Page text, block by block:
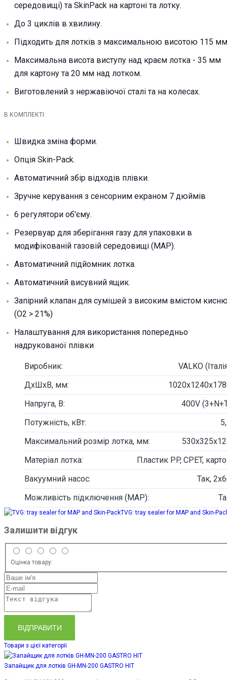
середовищі) та SkinPack на картоні та лотку.
До 3 циклів в хвилину.
Підходить для лотків з максимальною висотою 115
Максимальна висота виступу над краєм лотка - 35 мм
для картону та 20 мм над лотком.
Виготовлений з нержавіючої сталі та на колесах.
В КОМПЛЕКТІ:
Швидка зміна форми.
Опція Skin-Pack.
Автоматичний збір відходів плівки.
Зручне керування з сенсорним екраном 7 дюймів
6 регулятори об'єму.
Резервуар для зберігання газу для упаковки в
модифікованій газовій середовищі (MAP).
Автоматичний підйомник лотка.
Автоматичний висувний ящик.
Запірний клапан для сумішей з високим вмістом
(O2 > 21%)
Налаштування для використання попередньо
надрукованої плівки
Виробник:
VALKO
ДxШхВ, мм:
Напруга, В:
400V
Потужність, кВт:
Максимальний розмір лотка, мм:
Матеріал лотка:
Пластик PP, CPET,
Вакуумний насос:
Так,
Можливість підключення (MAP):
TVG: tray sealer for MAP and Skin-
Залишити відгук
Оцінка товару:
ВІДПРАВИТИ
Товари з цієї категорії
Запайщик для лотків GH-MN-200 GASTRO HIT